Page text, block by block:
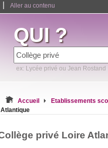
Aller au contenu
QUI ?
ex: Lycée privé ou Jean Rostand
Accueil
Etablissements
Atlantique
privé Loire